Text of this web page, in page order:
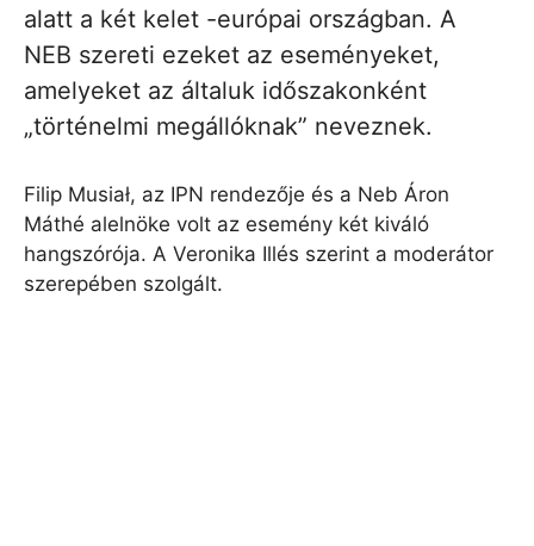
alatt a két kelet -európai országban. A
NEB szereti ezeket az eseményeket,
amelyeket az általuk időszakonként
„történelmi megállóknak” neveznek.
Filip Musiał, az IPN rendezője és a Neb Áron
Máthé alelnöke volt az esemény két kiváló
hangszórója. A Veronika Illés szerint a moderátor
szerepében szolgált.